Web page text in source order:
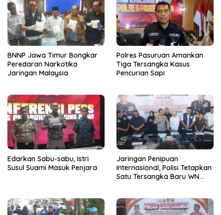
BNNP Jawa Timur Bongkar
Peredaran Narkotika
Jaringan Malaysia
Polres Pasuruan Amankan
Tiga Tersangka Kasus
Pencurian Sapi
Edarkan Sabu-sabu, Istri
Susul Suami Masuk Penjara
Jaringan Penipuan
Internasional, Polisi Tetapkan
Satu Tersangka Baru WN